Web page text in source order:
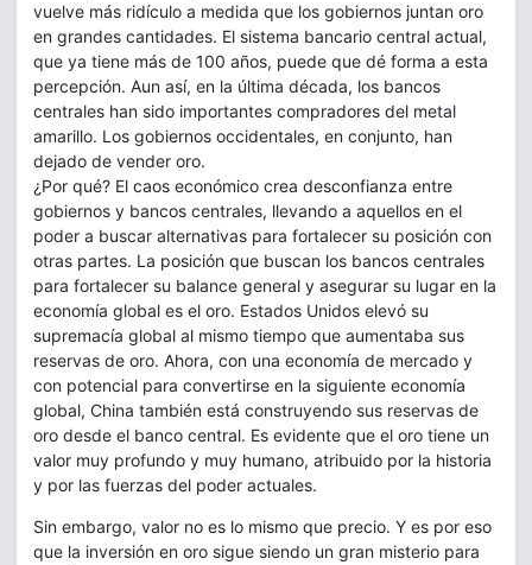
vuelve más ridículo a medida que los gobiernos juntan oro
en grandes cantidades. El sistema bancario central actual,
que ya tiene más de 100 años, puede que dé forma a esta
percepción. Aun así, en la última década, los bancos
centrales han sido importantes compradores del metal
amarillo. Los gobiernos occidentales, en conjunto, han
dejado de vender oro.
¿Por qué? El caos económico crea desconfianza entre
gobiernos y bancos centrales, llevando a aquellos en el
poder a buscar alternativas para fortalecer su posición con
otras partes. La posición que buscan los bancos centrales
para fortalecer su balance general y asegurar su lugar en la
economía global es el oro. Estados Unidos elevó su
supremacía global al mismo tiempo que aumentaba sus
reservas de oro. Ahora, con una economía de mercado y
con potencial para convertirse en la siguiente economía
global, China también está construyendo sus reservas de
oro desde el banco central. Es evidente que el oro tiene un
valor muy profundo y muy humano, atribuido por la historia
y por las fuerzas del poder actuales.
Sin embargo, valor no es lo mismo que precio. Y es por eso
que la inversión en oro sigue siendo un gran misterio para